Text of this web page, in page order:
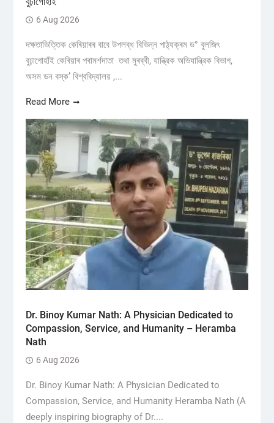
6 Aug 2026
দক্ষতাভিত্তিক কেৰিয়াৰৰ বাবে উপলব্ধ বিভিন্ন পাঠ্যক্ৰম ড° বুলজিৎ
বুঢ়াগোহাঁই কেৰিয়াৰ পৰামৰ্শদাতা তথা মুৰব্বী, যান্ত্রিক অভিযান্ত্রিক বিভাগ,
অসম ডন বস্ক’ বিশ্ববিদ্যালয় ,...
Read More
Dr. Binoy Kumar Nath: A Physician Dedicated to
Compassion, Service, and Humanity – Heramba
Nath
6 Aug 2026
Dr. Binoy Kumar Nath: A Physician Dedicated to
Compassion, Service, and Humanity Heramba Nath (A
deeply inspiring biography of Dr....